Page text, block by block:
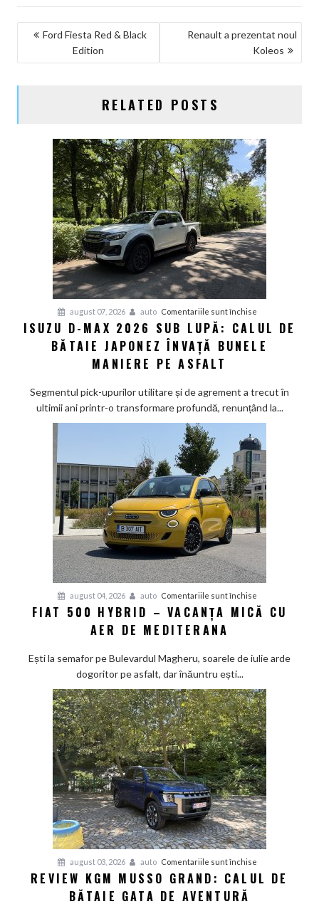
NAVIGARE
Ford Fiesta Red & Black
Edition
Renault a prezentat noul
Koleos
RELATED POSTS
august 07, 2026 auto Comentariile sunt închise
Isuzu
D-
sub
lupă:
de
bătaie
japonez
învață
bunele
maniere
pe
ISUZU D-MAX 2026 SUB LUPĂ: CALUL DE
BĂTAIE JAPONEZ ÎNVAȚĂ BUNELE
MANIERE PE ASFALT
Segmentul pick-upurilor utilitare și de agrement a trecut în
ultimii ani printr-o transformare profundă, renunțând la...
august 04, 2026 auto Comentariile sunt închise
Fiat
–
mică
cu
aer
de
Mediterana
FIAT 500 HYBRID – VACANȚA MICĂ CU
AER DE MEDITERANA
Ești la semafor pe Bulevardul Magheru, soarele de iulie arde
dogoritor pe asfalt, dar înăuntru ești...
august 03, 2026 auto Comentariile sunt închise
Review
REVIEW KGM MUSSO GRAND: CALUL DE
BĂTAIE GATA DE AVENTURĂ